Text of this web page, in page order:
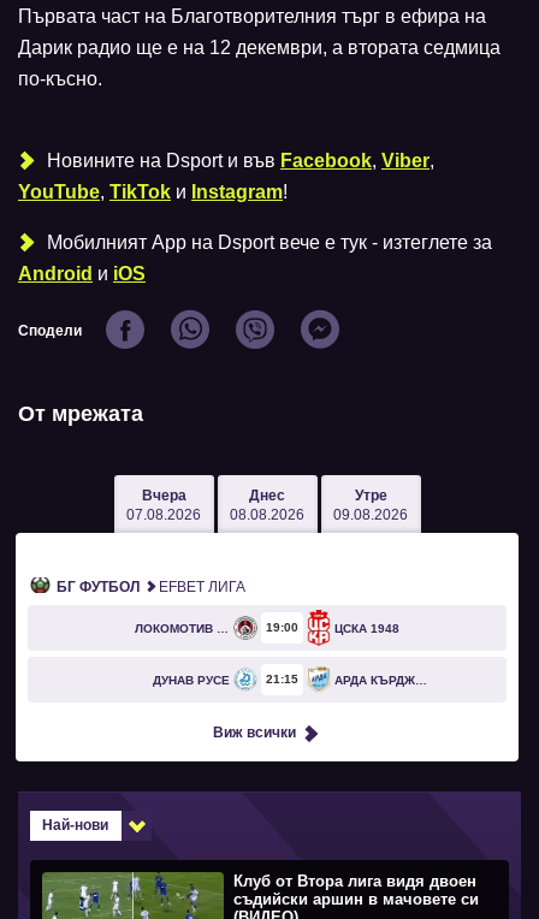
Първата част на Благотворителния търг в ефира на
Дарик радио ще е на 12 декември, а втората седмица
по-късно.
Новините на Dsport и във Facebook, Viber,
YouTube, TikTok и Instagram!
Мобилният Аpp на Dsport вече е тук - изтеглете за
Android и iOS
Сподели
От мрежата
Вчера
07.08.2026
Днес
08.08.2026
Утре
09.08.2026
БГ ФУТБОЛ EFBET ЛИГА
19 00 ЦСКА 1948
ДУНАВ РУСЕ 21 15 АРДА КЪРДЖАЛИ
Виж всички
Най-нови
Клуб от Втора лига видя двоен
съдийски аршин в мачовете си